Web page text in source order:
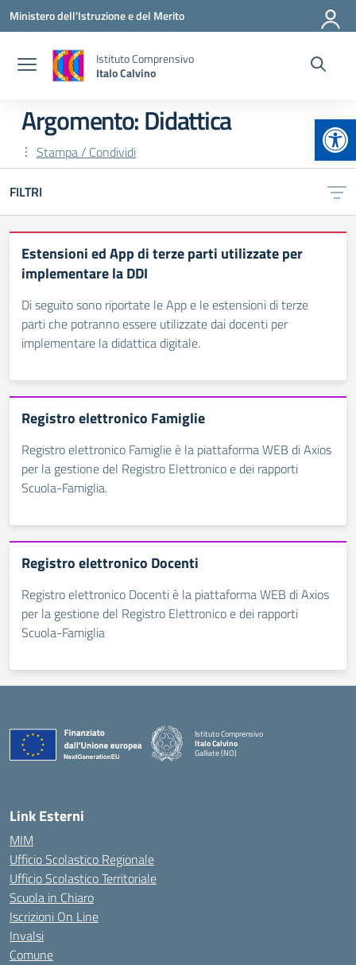
Vai ai contenuti
Vai al menu di navigazione
Vai al footer
Ministero dell'Istruzione e del Merito
Istituto Comprensivo
Italo Calvino
Argomento: Didattica
Stampa / Condividi
FILTRI
Estensioni ed App di terze parti utilizzate per
implementare la DDI
Di seguito sono riportate le App e le estensioni di terze
parti che potranno essere utilizzate dai docenti per
implementare la didattica digitale.
Registro elettronico Famiglie
Registro elettronico Famiglie è la piattaforma WEB di Axios
per la gestione del Registro Elettronico e dei rapporti
Scuola-Famiglia.
Registro elettronico Docenti
Registro elettronico Docenti è la piattaforma WEB di Axios
per la gestione del Registro Elettronico e dei rapporti
Scuola-Famiglia
Istituto Comprensivo
Italo Calvino
Galliate (NO)
Link Esterni
MIM
Ufficio Scolastico Regionale
Ufficio Scolastico Territoriale
Scuola in Chiaro
Iscrizioni On Line
Invalsi
Comune